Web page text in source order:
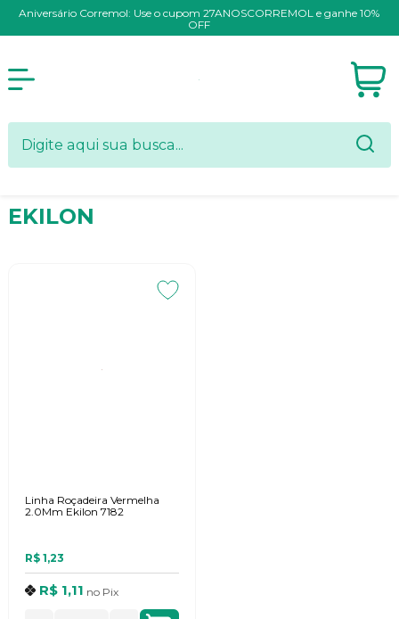
Aniversário Corremol: Use o cupom 27ANOSCORREMOL e ganhe 10%
OFF
EKILON
Linha Roçadeira Vermelha
2.0Mm Ekilon 7182
R$ 1,23
R$ 1,11 no Pix